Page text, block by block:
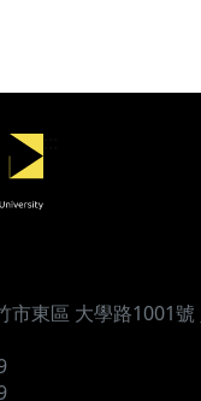
國立陽明交通大學
市東區 大學路1001